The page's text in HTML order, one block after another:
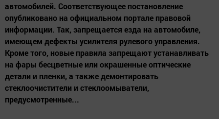
автомобилей. Соответствующее постановление
опубликовано на официальном портале правовой
информации. Так, запрещается езда на автомобиле,
имеющем дефекты усилителя рулевого управления.
Кроме того, новые правила запрещают устанавливать
на фары бесцветные или окрашенные оптические
детали и пленки, а также демонтировать
стеклоочистители и стеклоомыватели,
предусмотренные...